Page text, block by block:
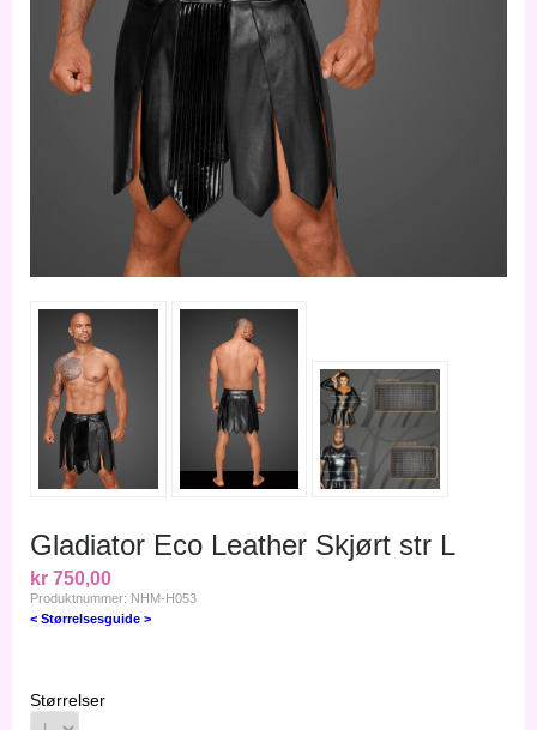
Gladiator Eco Leather Skjørt str L
kr 750,00
Produktnummer: NHM-H053
< Størrelsesguide >
Størrelser